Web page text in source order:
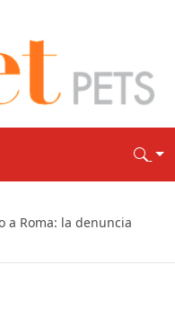
Roma: la denuncia